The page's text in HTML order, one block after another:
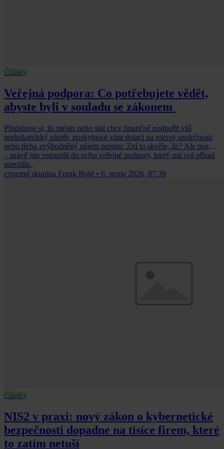
Články
Veřejná podpora: Co potřebujete vědět,
abyste byli v souladu se zákonem
Představte si, že město nebo stát chce finančně podpořit váš
podnikatelský záměr, poskytnout vám dotaci na rozvoj společnosti
nebo třeba zvýhodněný nájem prostor. Zní to skvěle, že? Ale pozor
– právě jste vstoupili do světa veřejné podpory, který má svá přísná
pravidla.
expertní skupina Frank Bold • 6. srpna 2026, 07:39
Články
NIS2 v praxi: nový zákon o kybernetické
bezpečnosti dopadne na tisíce firem, které
to zatím netuší